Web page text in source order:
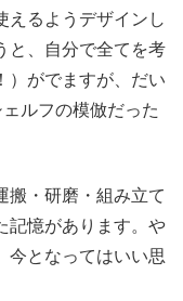
えるようデザインし
と、自分で全てを考
）がでますが、だい
ルフの模倣だった
搬・研磨・組み立て
記憶があります。や
今となってはいい思